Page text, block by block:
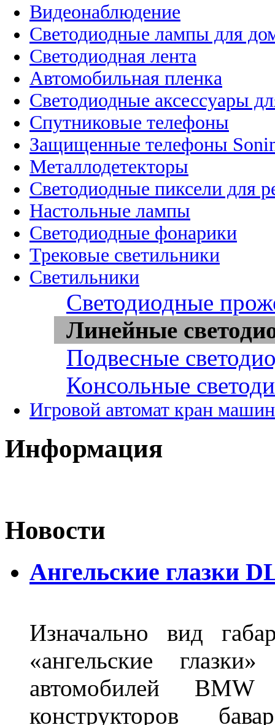
Видеонаблюдение
Светодиодные лампы для
Светодиодная лента
Автомобильная пленка
Светодиодные аксессуары
Спутниковые телефоны
Защищенные телефоны
Металлодетекторы
Светодиодные пиксели для
Настольные лампы
Светодиодные фонарики
Трековые светильники
Светильники
Светодиодные
Линейные
Подвесные
Консольные
Игровой автомат кран
Информация
Новости
Ангельские глазки
Изначально вид
«ангельские
автомобилей
конструкторов